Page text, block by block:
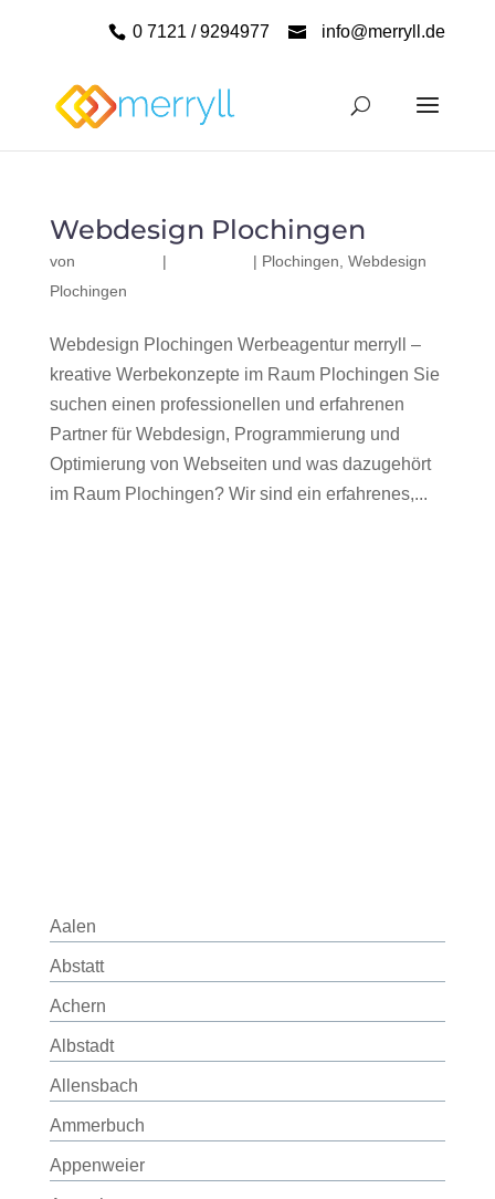
0 7121 / 9294977 info@merryll.de
Webdesign Plochingen
von | | Plochingen Webdesign
Plochingen
Webdesign Plochingen Werbeagentur merryll –
kreative Werbekonzepte im Raum Plochingen Sie
suchen einen professionellen und erfahrenen
Partner für Webdesign, Programmierung und
Optimierung von Webseiten und was dazugehört
im Raum Plochingen? Wir sind ein erfahrenes,...
Aalen
Abstatt
Achern
Albstadt
Allensbach
Ammerbuch
Appenweier